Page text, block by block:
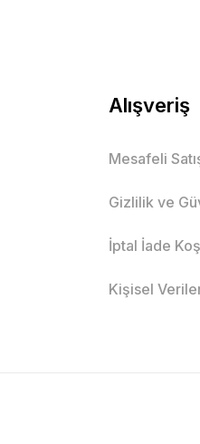
Alışveriş
Mesafeli
Gizlilik ve
İptal İade
Kişisel